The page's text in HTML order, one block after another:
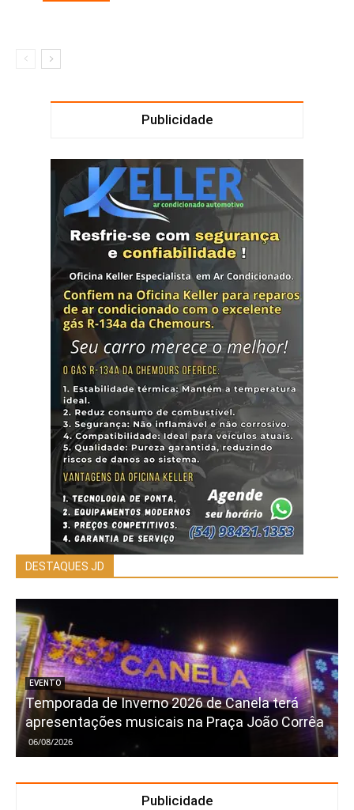
Publicidade
DESTAQUES JD
EVENTO
Temporada de Inverno 2026 de Canela terá
apresentações musicais na Praça João Corrêa
06/08/2026
Publicidade